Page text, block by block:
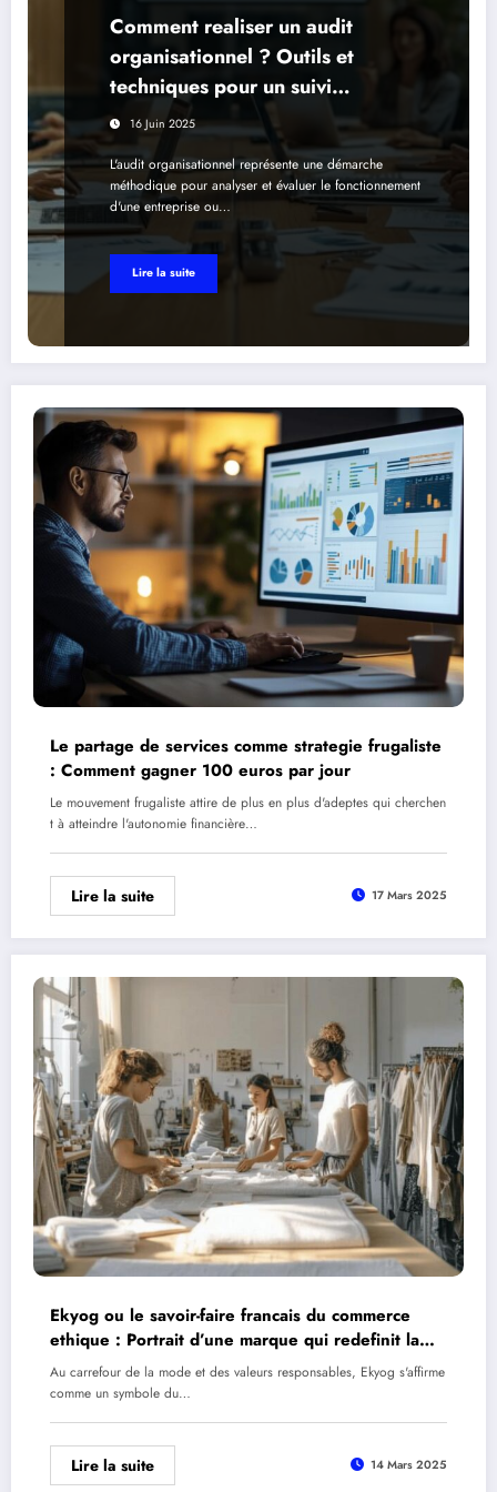
Comment realiser un audit
organisationnel ? Outils et
techniques pour un suivi
d’implementation performant
16 Juin 2025
L'audit organisationnel représente une démarche
méthodique pour analyser et évaluer le fonctionnement
d'une entreprise ou…
Lire la suite
Le partage de services comme strategie frugaliste
: Comment gagner 100 euros par jour
Le mouvement frugaliste attire de plus en plus d'adeptes qui cherchen
t à atteindre l'autonomie financière…
Lire la suite 17 Mars 2025
Ekyog ou le savoir-faire francais du commerce
ethique : Portrait d’une marque qui redefinit la
mode responsable
Au carrefour de la mode et des valeurs responsables, Ekyog s'affirme
comme un symbole du…
Lire la suite 14 Mars 2025